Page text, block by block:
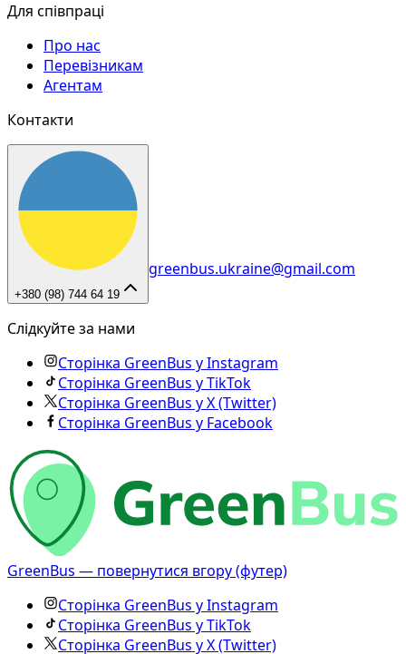
Для співпраці
Про нас
Перевізникам
Агентам
Контакти
+380 (98) 744 64 19
greenbus.ukraine@gmail.com
Слідкуйте за нами
Сторінка GreenBus у Instagram
Сторінка GreenBus у TikTok
Сторінка GreenBus у X (Twitter)
Сторінка GreenBus у Facebook
GreenBus — повернутися вгору (футер)
Сторінка GreenBus у Instagram
Сторінка GreenBus у TikTok
Сторінка GreenBus у X (Twitter)